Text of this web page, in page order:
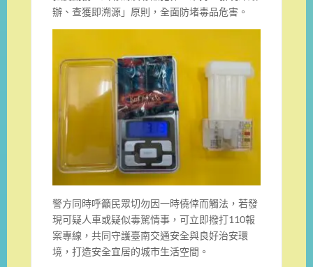
辦、查獲即溯源」原則，全面防堵毒品危害。
警方同時呼籲民眾切勿因一時僥倖而觸法，若發
現可疑人車或疑似毒駕情事，可立即撥打110報
案專線，共同守護臺南交通安全與良好治安環
境，打造安全宜居的城市生活空間。